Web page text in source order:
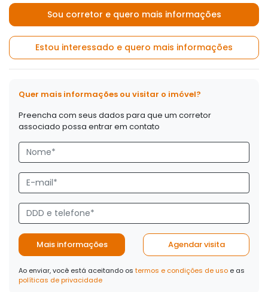
Sou corretor e quero mais informações
Estou interessado e quero mais informações
Quer mais informações ou visitar o imóvel?
Preencha com seus dados para que um corretor
associado possa entrar em contato
Mais informações Agendar visita
Ao enviar, você está aceitando os termos e condições de uso e as
políticas de privacidade